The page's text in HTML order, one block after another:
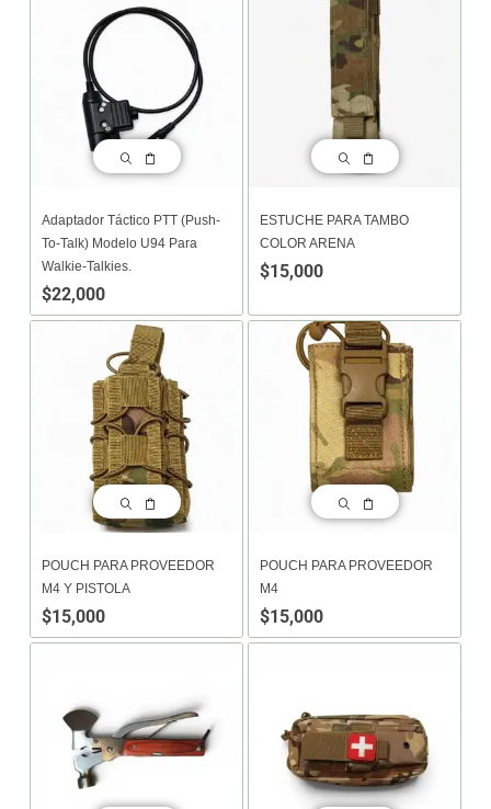
Adaptador Táctico PTT (Push-
To-Talk) Modelo U94 Para
Walkie-Talkies.
$22,000
ESTUCHE PARA TAMBO
COLOR ARENA
$15,000
POUCH PARA PROVEEDOR
M4 Y PISTOLA
$15,000
POUCH PARA PROVEEDOR
M4
$15,000